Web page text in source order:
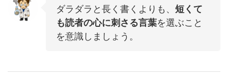
ダラダラと長く書くよりも、 短くて
も読者の心に刺さる言葉を選ぶこと
を意識しましょう。